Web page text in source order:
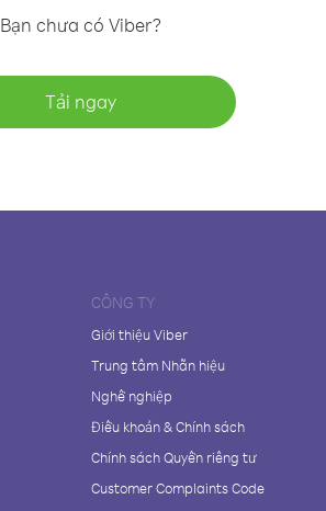
Bạn chưa có Viber?
Tải ngay
CÔNG TY
Giới thiệu Viber
Trung tâm Nhãn hiệu
Nghề nghiệp
Điều khoản & Chính sách
Chính sách Quyền riêng tư
Customer Complaints Code